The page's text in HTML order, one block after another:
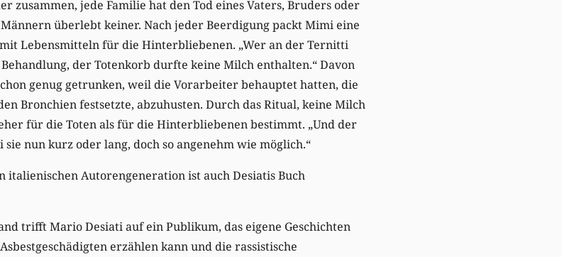
zusammen, jede Familie hat den Tod eines Vaters, Bruders oder
überlebt keiner. Nach jeder Beerdigung packt Mimi eine
Lebensmitteln für die Hinterbliebenen. „Wer an der Ternitti
der Totenkorb durfte keine Milch enthalten.“ Davon
genug getrunken, weil die Vorarbeiter behauptet hatten, die
Bronchien festsetzte, abzuhusten. Durch das Ritual, keine Milch
für die Toten als für die Hinterbliebenen bestimmt. „Und der
nun kurz oder lang, doch so angenehm wie möglich.“
italienischen Autorengeneration ist auch Desiatis Buch
trifft Mario Desiati auf ein Publikum, das eigene Geschichten
erzählen kann und die rassistische